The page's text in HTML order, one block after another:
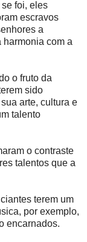
foi, eles
escravos
a
harmonia com a
o fruto da
sido
arte, cultura e
talento
o contraste
talentos que a
terem um
por exemplo,
encarnados.